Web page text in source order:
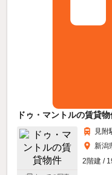
ドゥ・マントルの賃貸物
見附
新潟
2階建 /